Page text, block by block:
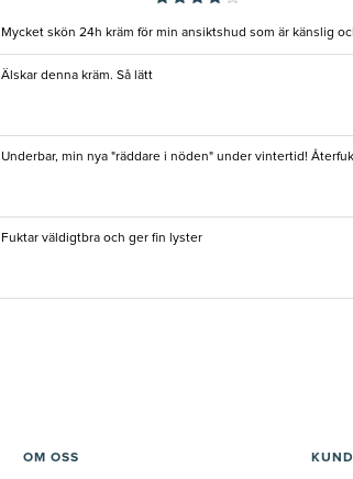
Mycket skön 24h kräm för min ansiktshud som är känslig
Älskar denna kräm. Så lätt
Underbar, min nya "räddare i nöden" under vintertid!
Fuktar väldigtbra och ger fin lyster
OM OSS